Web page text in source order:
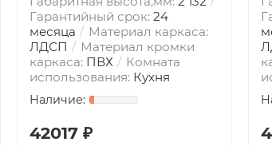
Гарантийный срок: 24
месяца
Материал каркаса:
ЛДСП
Материал кромки
каркаса: ПВХ
Комната
использования: Кухня
42017 ₽